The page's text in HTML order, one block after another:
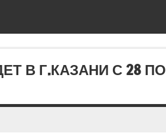
В Г.КАЗАНИ С 28 ПО